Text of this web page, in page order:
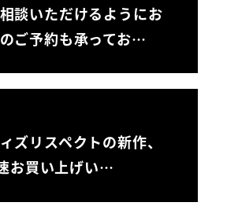
談いただけるようにお
ご予約も承ってお…
ズリスペクトの新作、
お買い上げい…